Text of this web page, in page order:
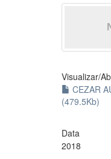
Visualizar/
CEZAR
(479.5Kb)
Data
2018